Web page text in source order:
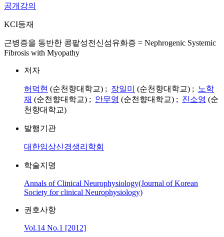
공개강의
KCI등재
근병증을 동반한 콩팥성전신섬유화증 = Nephrogenic Systemic
Fibrosis with Myopathy
저자
허덕현 (순천향대학교) ; 장일미 (순천향대학교) ;
노학
재 (순천향대학교) ; 안무영 (순천향대학교) ; 진소영 (순
천향대학교)
발행기관
대한임상신경생리학회
학술지명
Annals of Clinical Neurophysiology(Journal of Korean
Society for clinical Neurophysiology)
권호사항
Vol.14 No.1 [2012]